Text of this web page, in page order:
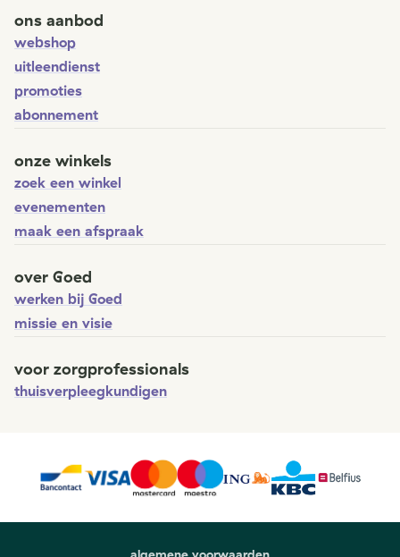
ons aanbod
webshop
uitleendienst
promoties
abonnement
onze winkels
zoek een winkel
evenementen
maak een afspraak
over Goed
werken bij Goed
missie en visie
voor zorgprofessionals
thuisverpleegkundigen